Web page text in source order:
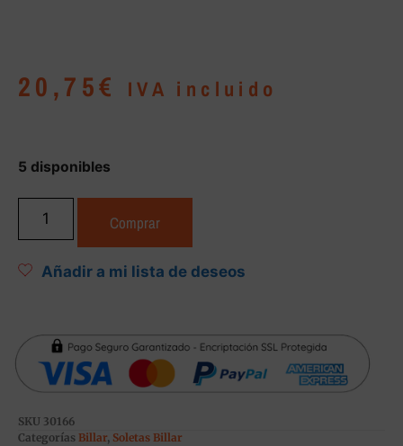
20,75€ IVA incluido
5 disponibles
Comprar
Añadir a mi lista de deseos
SKU 30166
Categorías Billar, Soletas Billar